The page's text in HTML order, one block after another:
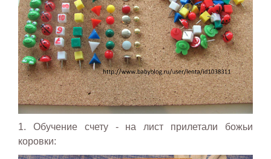
1. Обучение счету - на лист прилетали божьи
коровки: